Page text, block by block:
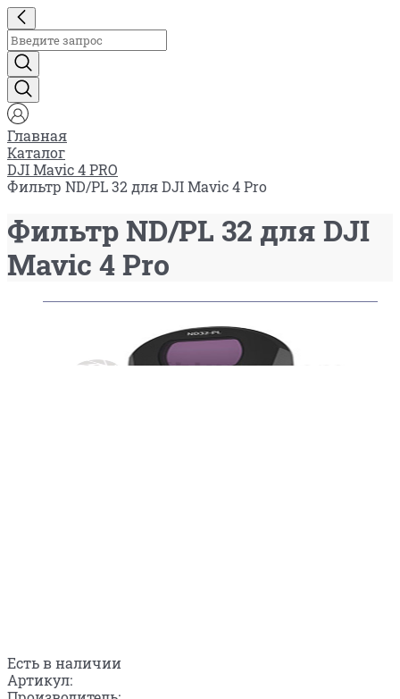
Главная
Каталог
DJI Mavic 4 PRO
Фильтр ND/PL 32 для DJI Mavic 4 Pro
Фильтр ND/PL 32 для DJI
Mavic 4 Pro
Есть в наличии
Артикул: